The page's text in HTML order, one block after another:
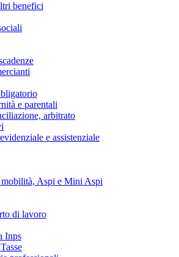
benefici
e parentali
arbitrato
e assistenziale
Aspi e Mini Aspi
di lavoro
Inps